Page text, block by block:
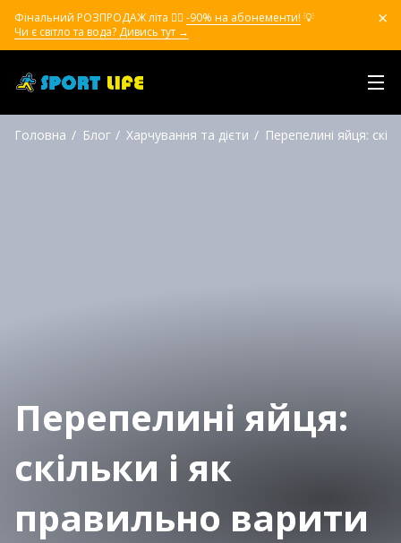
Фінальний РОЗПРОДАЖ літа ❤️‍🔥 -90% на абонементи! 💡
Чи є світло та вода? Дивись тут →
Головна Блог Харчування та дієти Перепелині яйця:
Перепелині яйця:
скільки і як
правильно варити